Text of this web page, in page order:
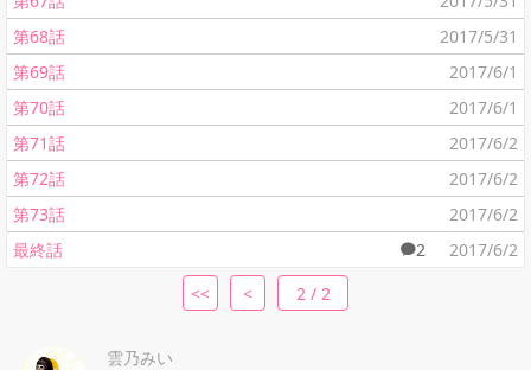
第68話
2017/5/31
第69話
2017/6/1
第70話
2017/6/1
第71話
2017/6/2
第72話
2017/6/2
第73話
2017/6/2
最終話
2
2017/6/2
<<
< 2 / 2
雲乃みい